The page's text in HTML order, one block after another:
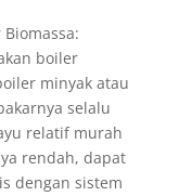
boiler
minyak atau
selalu
relatif murah
rendah, dapat
dengan sistem